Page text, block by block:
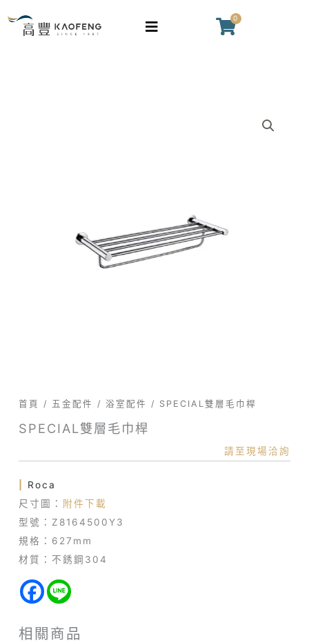
0
購
首頁 / 五金配件 / 浴室配件 / SPECIAL雙層毛巾桿
SPECIAL雙層毛巾桿
請至現場洽詢
Roca
尺寸圖：
附件下載
型號：Z8164500Y3
規格：627mm
材質：不銹鋼304
相關商品